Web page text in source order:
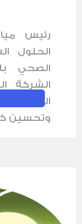
رئيس
الحلول
الصحي
الشركة
القدرة
وتحسين